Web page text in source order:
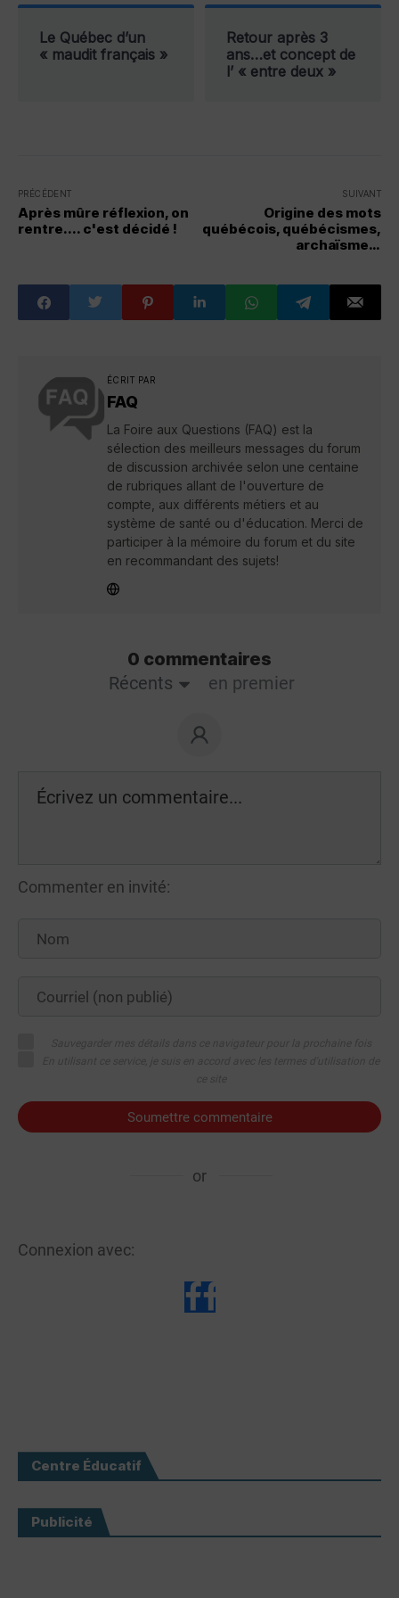
Le Québec d’un
« maudit français »
Retour après 3
ans…et concept de
l’ « entre deux »
PRÉCÉDENT
Après mûre réflexion, on
rentre.... c'est décidé !
SUIVANT
Origine des mots
québécois, québécismes,
archaïsmes,
ÉCRIT PAR
FAQ
La Foire aux Questions (FAQ) est la
sélection des meilleurs messages du forum
de discussion archivée selon une centaine
de rubriques allant de l'ouverture de
compte, aux différents métiers et au
système de santé ou d'éducation. Merci de
participer à la mémoire du forum et du site
en recommandant des sujets!
0 commentaires
Récents
en premier
Commenter en invité:
Soumettre commentaire
or
Connexion avec:
Centre Éducatif
Publicité